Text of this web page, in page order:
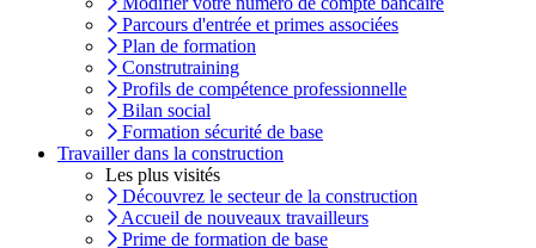
Parcours d'entrée et primes associées
Plan de formation
Construtraining
Profils de compétence professionnelle
Bilan social
Formation sécurité de base
Travailler dans la construction
Les plus visités
Découvrez le secteur de la construction
Accueil de nouveaux travailleurs
Prime de formation de base